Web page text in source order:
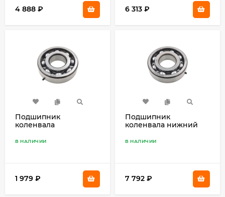
4 888 ₽ 6 313 ₽
Подшипник
коленвала
25-50 93306-305U3
В НАЛИЧИИ
1 979 ₽
Подшипник
коленвала нижний
В НАЛИЧИИ
7 792 ₽